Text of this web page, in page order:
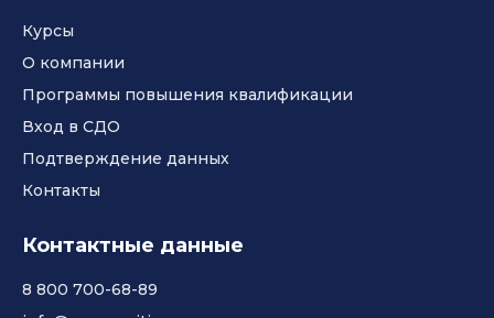
Курсы
О компании
Программы повышения квалификации
Вход в СДО
Подтверждение данных
Контакты
Контактные данные
8 800 700-68-89